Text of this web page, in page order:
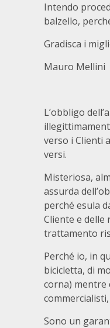
Intendo
balzello,
Gradisca i
Mauro Mellini
L’obbligo
verso i Clienti
versi.
Misteriosa,
assurda
perché esula
Cliente e delle
trattamento
Perché io, in
bicicletta, di
corna)
Sono un